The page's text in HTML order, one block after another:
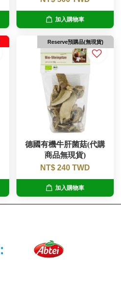
加入購物車
Reserve預購品(無現貨)
德國有機牛肝菌菇(代購
商品無現貨)
NT$ 240 TWD
加入購物車